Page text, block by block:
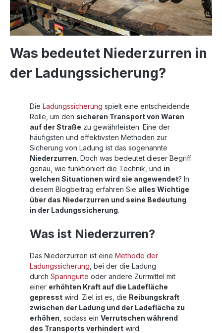
Was bedeutet Niederzurren in
der Ladungssicherung?
Die Ladungssicherung spielt eine entscheidende
Rolle, um den sicheren Transport von Waren
auf der Straße zu gewährleisten. Eine der
häufigsten und effektivsten Methoden zur
Sicherung von Ladung ist das sogenannte
Niederzurren. Doch was bedeutet dieser Begriff
genau, wie funktioniert die Technik, und in
welchen Situationen wird sie angewendet? In
diesem Blogbeitrag erfahren Sie alles Wichtige
über das Niederzurren und seine Bedeutung
in der Ladungssicherung.
Was ist Niederzurren?
Das Niederzurren ist eine Methode der
Ladungssicherung , bei der die Ladung
durch Spanngurte oder andere Zurrmittel mit
einer erhöhten Kraft auf die Ladefläche
gepresst wird. Ziel ist es, die Reibungskraft
zwischen der Ladung und der Ladefläche zu
erhöhen , sodass ein Verrutschen während
des Transports verhindert wird.